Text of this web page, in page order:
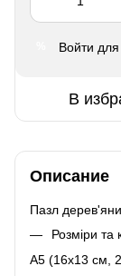
Войти
В
Описание
Пазл
Розміри та
A5 (16х13 см,